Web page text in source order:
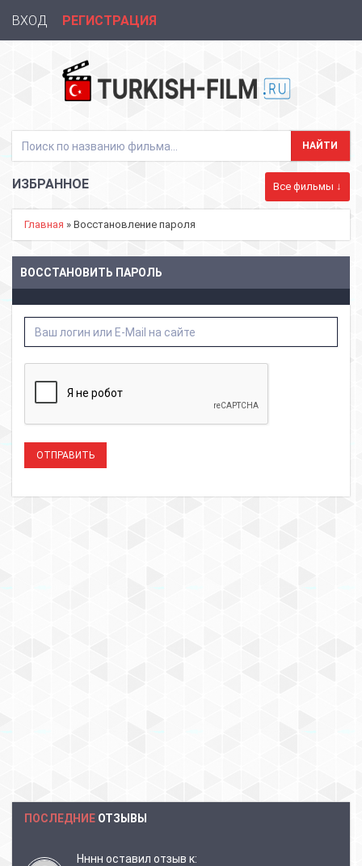
ВХОД РЕГИСТРАЦИЯ
ИЗБРАННОЕ Все фильмы ↓
Главная » Восстановление пароля
ВОССТАНОВИТЬ ПАРОЛЬ
ОТПРАВИТЬ
ПОСЛЕДНИЕ ОТЗЫВЫ
Нннн оставил отзыв к: